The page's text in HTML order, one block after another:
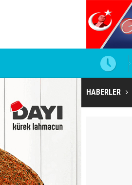
için firmaya resmi talimat
HABERLER